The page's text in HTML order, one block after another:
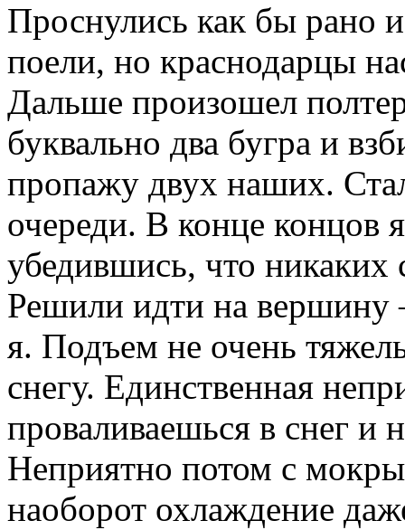
Проснулись как бы рано
поели, но краснодарцы
Дальше произошел
буквально два бугра и
пропажу двух наших.
очереди. В конце концов
убедившись, что никаких
Решили идти на вершину
я. Подъем не очень
снегу. Единственная
проваливаешься в снег и
Неприятно потом с
наоборот охлаждение